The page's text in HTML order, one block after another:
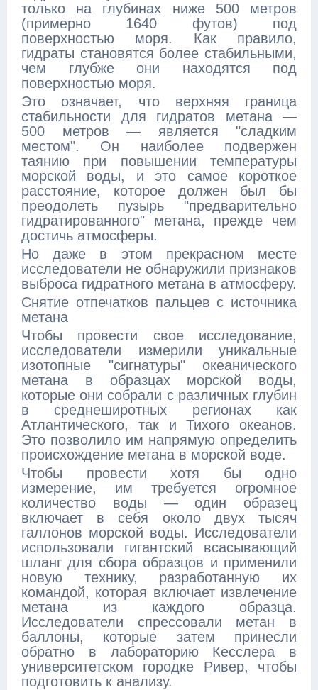
только на глубинах ниже 500 метров
(примерно 1640 футов) под
поверхностью моря. Как правило,
гидраты становятся более стабильными,
чем глубже они находятся под
поверхностью моря.
Это означает, что верхняя граница
стабильности для гидратов метана —
500 метров — является "сладким
местом". Он наиболее подвержен
таянию при повышении температуры
морской воды, и это самое короткое
расстояние, которое должен был бы
преодолеть пузырь "предварительно
гидратированного" метана, прежде чем
достичь атмосферы.
Но даже в этом прекрасном месте
исследователи не обнаружили признаков
выброса гидратного метана в атмосферу.
Снятие отпечатков пальцев с источника
метана
Чтобы провести свое исследование,
исследователи измерили уникальные
изотопные "сигнатуры" океанического
метана в образцах морской воды,
которые они собрали с различных глубин
в среднеширотных регионах как
Атлантического, так и Тихого океанов.
Это позволило им напрямую определить
происхождение метана в морской воде.
Чтобы провести хотя бы одно
измерение, им требуется огромное
количество воды — один образец
включает в себя около двух тысяч
галлонов морской воды. Исследователи
использовали гигантский всасывающий
шланг для сбора образцов и применили
новую технику, разработанную их
командой, которая включает извлечение
метана из каждого образца.
Исследователи спрессовали метан в
баллоны, которые затем принесли
обратно в лабораторию Кесслера в
университетском городке Ривер, чтобы
подготовить к анализу.